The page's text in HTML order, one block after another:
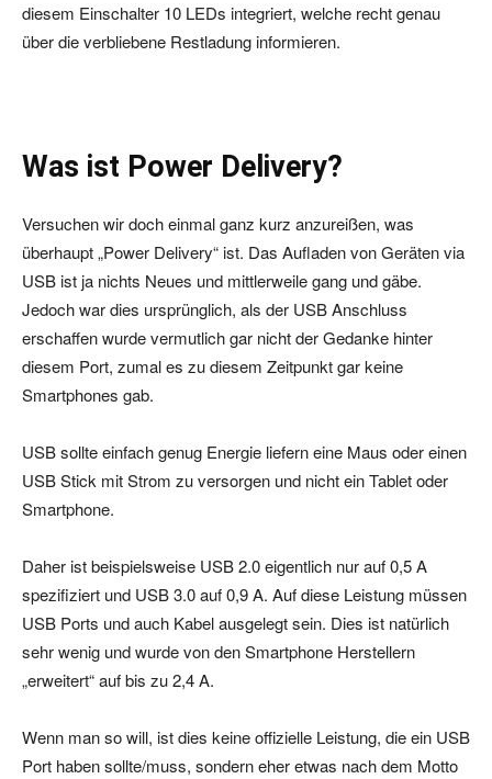
diesem Einschalter 10 LEDs integriert, welche recht genau
über die verbliebene Restladung informieren.
Was ist Power Delivery?
Versuchen wir doch einmal ganz kurz anzureißen, was
überhaupt „Power Delivery“ ist. Das Aufladen von Geräten via
USB ist ja nichts Neues und mittlerweile gang und gäbe.
Jedoch war dies ursprünglich, als der USB Anschluss
erschaffen wurde vermutlich gar nicht der Gedanke hinter
diesem Port, zumal es zu diesem Zeitpunkt gar keine
Smartphones gab.
USB sollte einfach genug Energie liefern eine Maus oder einen
USB Stick mit Strom zu versorgen und nicht ein Tablet oder
Smartphone.
Daher ist beispielsweise USB 2.0 eigentlich nur auf 0,5 A
spezifiziert und USB 3.0 auf 0,9 A. Auf diese Leistung müssen
USB Ports und auch Kabel ausgelegt sein. Dies ist natürlich
sehr wenig und wurde von den Smartphone Herstellern
„erweitert“ auf bis zu 2,4 A.
Wenn man so will, ist dies keine offizielle Leistung, die ein USB
Port haben sollte/muss, sondern eher etwas nach dem Motto